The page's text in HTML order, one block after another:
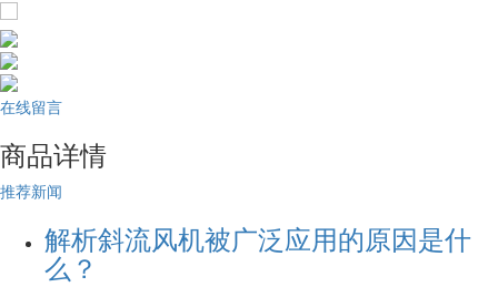
在线留言
商品详情
推荐新闻
解析斜流风机被广泛应用的原因是什
么？